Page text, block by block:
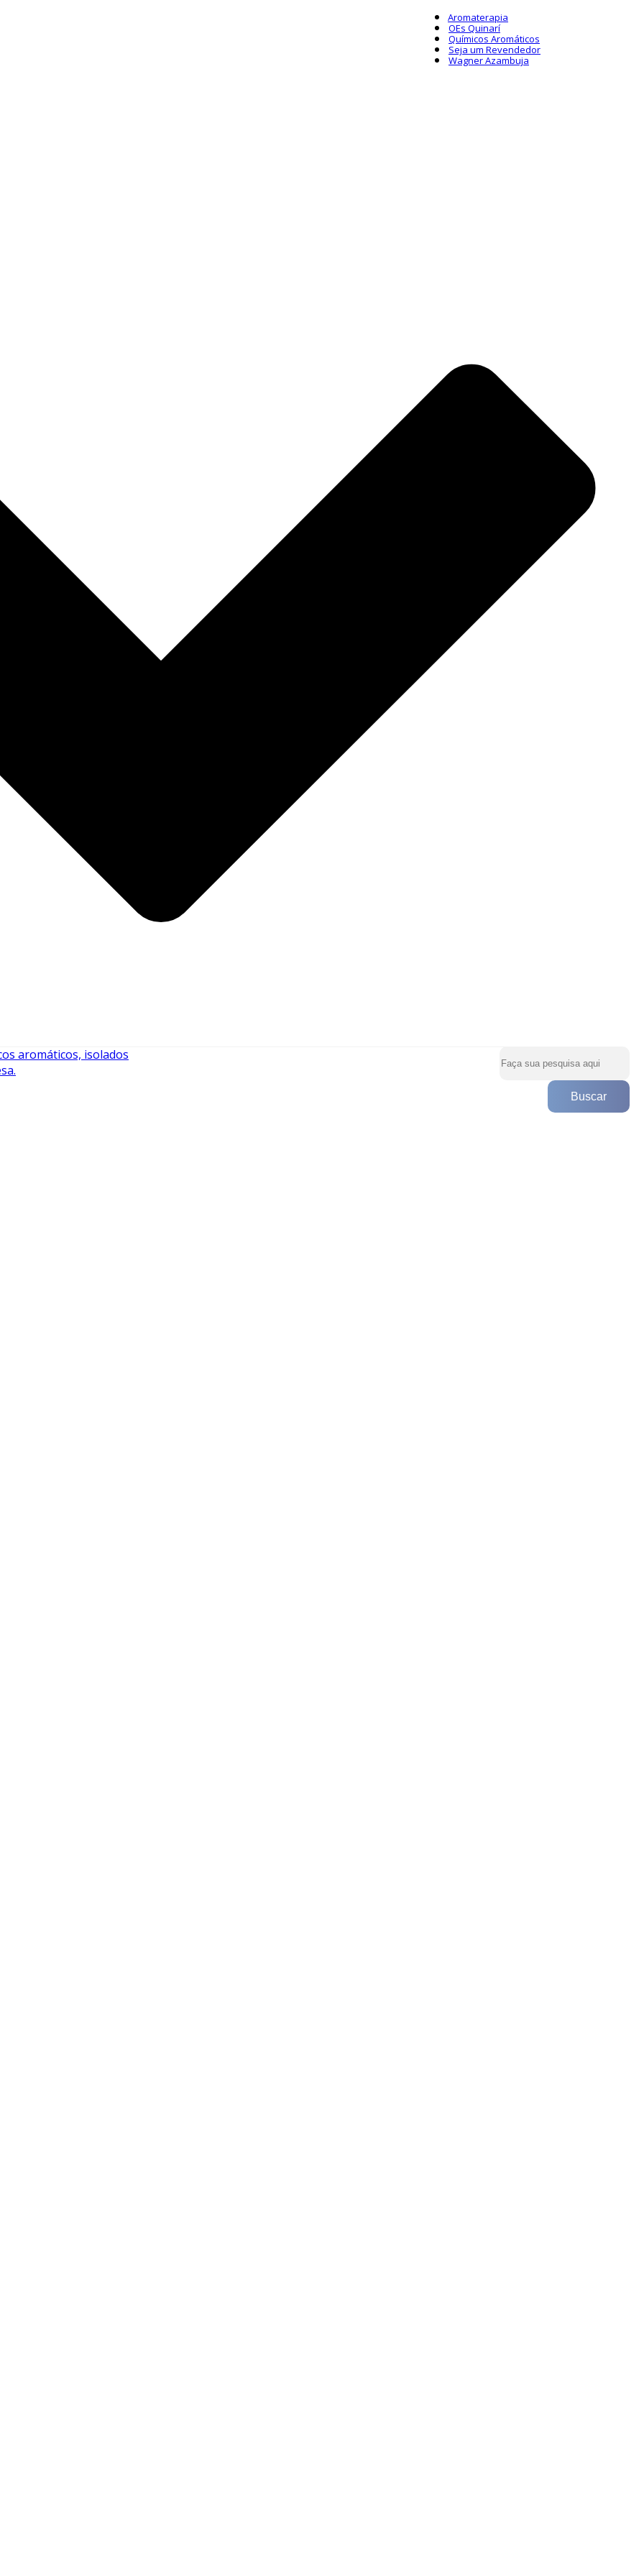
Aromaterapia
OEs Quinarí
Químicos Aromáticos
Seja um Revendedor
Wagner Azambuja